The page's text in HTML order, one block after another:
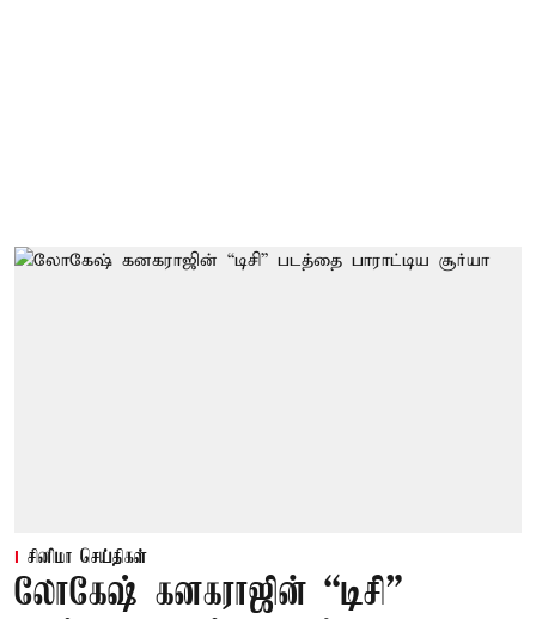
சினிமா செய்திகள்
லோகேஷ் கனகராஜின் “டிசி”